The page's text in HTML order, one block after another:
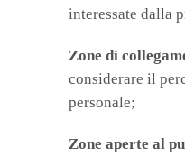
interessate dalla
Zone di
considerare il
personale;
Zone aperte al